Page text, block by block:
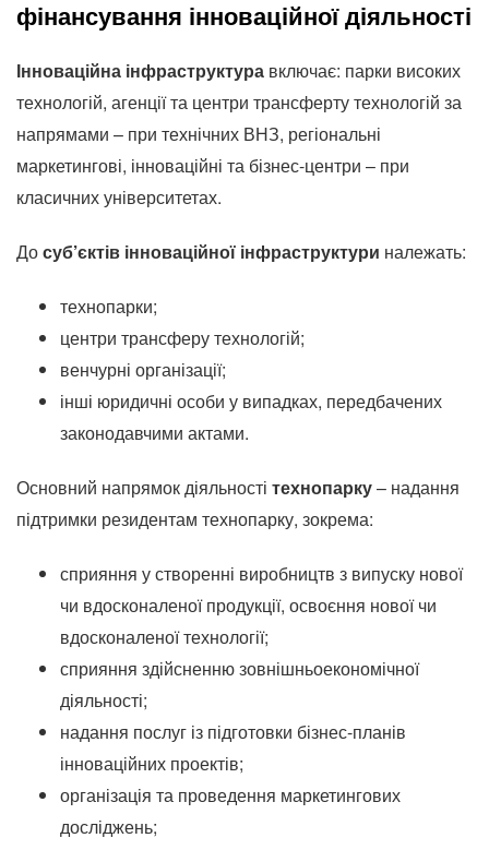
фінансування інноваційної діяльності
Інноваційна інфраструктура включає: парки високих
технологій, агенції та центри трансферту технологій за
напрямами – при технічних ВНЗ, регіональні
маркетингові, інноваційні та бізнес-центри – при
класичних університетах.
Досуб’єктів інноваційної інфраструктури належать:
технопарки;
центри трансферу технологій;
венчурні організації;
інші юридичні особи у випадках, передбачених
законодавчими актами.
Основний напрямок діяльності технопарку– надання
підтримки резидентам технопарку, зокрема:
сприяння у створенні виробництв з випуску нової
чи вдосконаленої продукції, освоєння нової чи
вдосконаленої технології;
сприяння здійсненню зовнішньоекономічної
діяльності;
надання послуг із підготовки бізнес-планів
інноваційних проектів;
організація та проведення маркетингових
досліджень;